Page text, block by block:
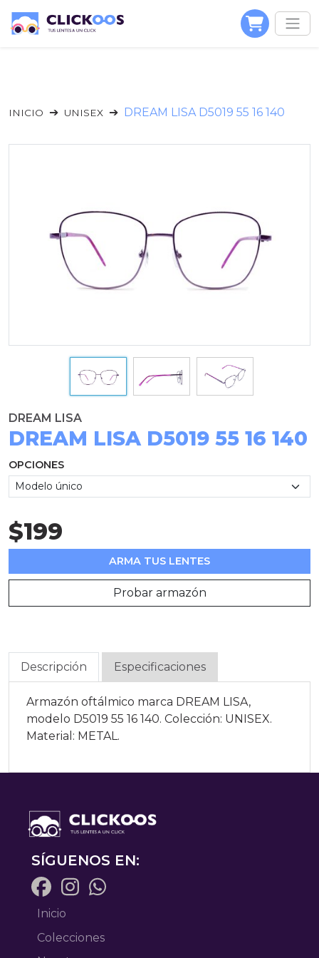
INICIO UNISEX DREAM LISA D5019 55 16 140
DREAM LISA
DREAM LISA D5019 55 16 140
OPCIONES
$199
ARMA TUS LENTES
Probar armazón
Descripción Especificaciones
Armazón oftálmico marca DREAM LISA,
modelo D5019 55 16 140. Colección: UNISEX.
Material: METAL.
SÍGUENOS EN:
Inicio
Colecciones